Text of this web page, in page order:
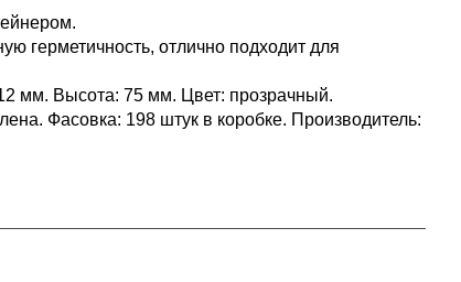
герметичность, отлично подходит для
мм. Высота: 75 мм. Цвет: прозрачный.
Фасовка: 198 штук в коробке. Производитель: